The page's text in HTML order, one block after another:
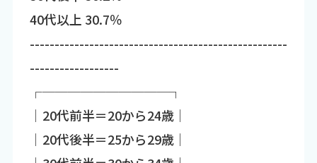
40代以上 30.7％
----------------------------------------------------
------------------
┌──────────┐
│20代前半＝20から24歳│
│20代後半＝25から29歳│